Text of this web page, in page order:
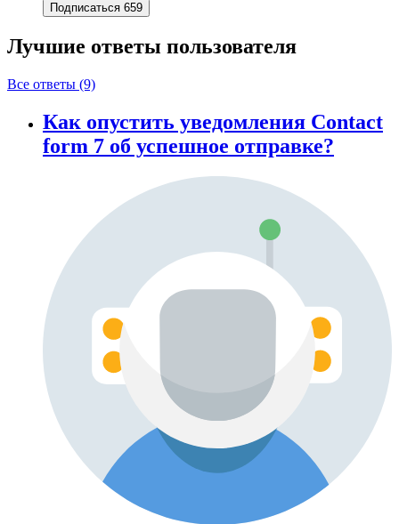
Подписаться 659
Лучшие ответы пользователя
Все ответы (9)
Как опустить уведомления Contact
form 7 об успешное отправке?